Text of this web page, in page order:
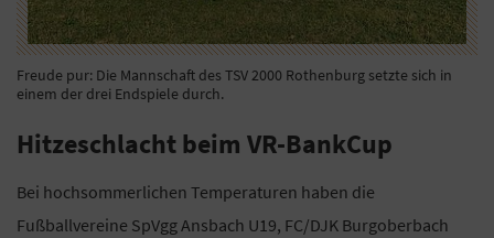
Freude pur: Die Mannschaft des TSV 2000 Rothenburg setzte sich in
einem der drei Endspiele durch.
Hitzeschlacht beim VR-BankCup
Bei hochsommerlichen Temperaturen haben die
Fußballvereine SpVgg Ansbach U19, FC/DJK Burgoberbach